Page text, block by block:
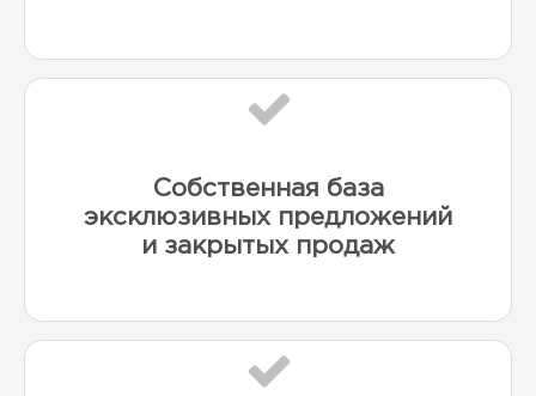
Собственная база
эксклюзивных предложений
и закрытых продаж